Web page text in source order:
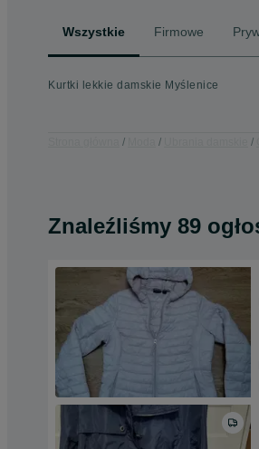
Wszystkie Firmowe
Kurtki lekkie damskie Myślenice
Znaleźliśmy 89